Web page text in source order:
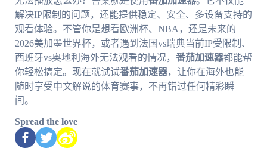
解决IP限制的问题，还能提供稳定、安全、多设备支持的
观看体验。不管你是想看欧洲杯、NBA，还是未来的
2026美加墨世界杯，或者遇到法国vs瑞典当前IP受限制、
西班牙vs奥地利海外无法观看的情况， 番茄加速器都能帮
你轻松搞定。现在就试试番茄加速器，让你在海外也能
随时享受中文解说的体育赛事，不再错过任何精彩瞬
间。
Spread the love